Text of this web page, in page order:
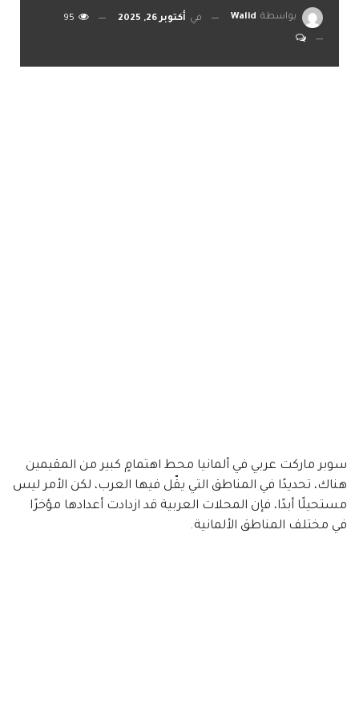
بواسطة Walid في أكتوبر 26, 2025
سوبر ماركت عربي في ألمانيا محط اهتمامٍ كبير من المقيمين
هناك، تحديدًا في المناطق التي يقّل فيها العرب، لكن الأمر ليس
مستحيلًا أبدًا، فإن المحلات العربية قد ازدادت أعدادها مؤخرًا
في مختلف المناطق الألمانية.